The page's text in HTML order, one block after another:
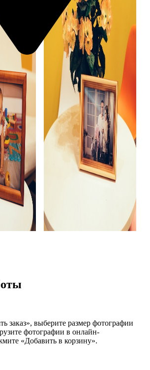
заказ», выберите размер фотографии
фотографии в онлайн-
«Добавить в корзину».